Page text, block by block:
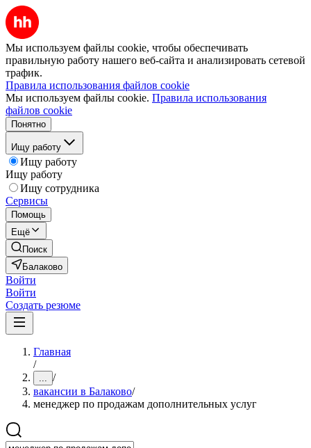
Мы используем файлы cookie, чтобы обеспечивать
правильную работу нашего веб-сайта и анализировать сетевой
трафик.
Правила использования файлов cookie
Мы используем файлы cookie. Правила использования
файлов cookie
Понятно
Ищу работу
Ищу работу
Ищу работу
Ищу сотрудника
Сервисы
Помощь
Ещё
Поиск
Балаково
Войти
Войти
Создать резюме
Главная
/
... /
вакансии в Балаково/
менеджер по продажам дополнительных услуг